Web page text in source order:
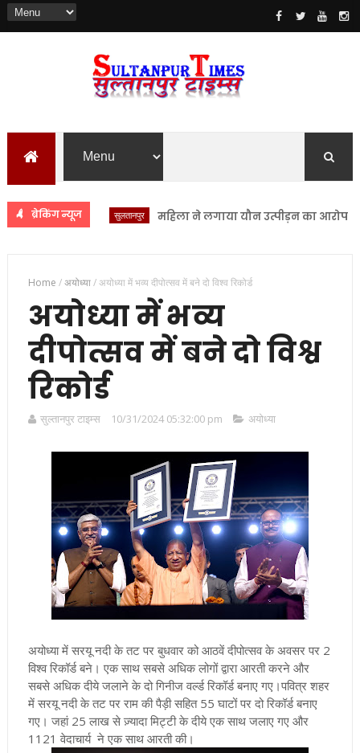
ब्रेकिंग न्यूजसुलतानपुर महिला ने लगाया यौन उत्पीड़न का आरोप
Home /अयोध्या/अयोध्या में भव्य दीपोत्सव में बने दो विश्व रिकोर्ड
अयोध्या में भव्य
दीपोत्सव में बने दो विश्व
रिकोर्ड
सुल्तानपुर टाइम्स 10/31/2024 05:32:00 pm अयोध्या
अयोध्या में सरयू नदी के तट पर बुधवार को आठवें दीपोत्सव के अवसर पर 2
विश्व रिकॉर्ड बने। एक साथ सबसे अधिक लोगों द्वारा आरती करने और
सबसे अधिक दीये जलाने के दो गिनीज वर्ल्ड रिकॉर्ड बनाए गए।पवित्र शहर
में सरयू नदी के तट पर राम की पैड़ी सहित 55 घाटों पर दो रिकॉर्ड बनाए
गए। जहां 25 लाख से ज़्यादा मिट्टी के दीये एक साथ जलाए गए और
1121 वेदाचार्य ने एक साथ आरती की।